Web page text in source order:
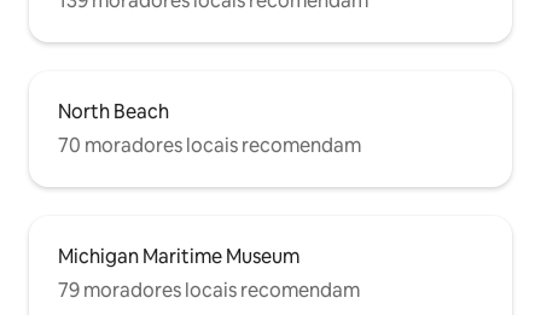
North Beach
70 moradores locais recomendam
Michigan Maritime Museum
79 moradores locais recomendam